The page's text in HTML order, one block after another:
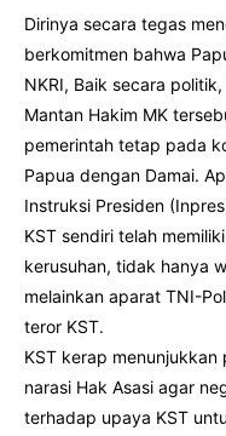
Dirinya secara tegas
berkomitmen bahwa
NKRI, Baik secara
Mantan Hakim MK
pemerintah tetap pada
Papua dengan Damai.
Instruksi Presiden
KST sendiri telah
kerusuhan, tidak hanya
melainkan aparat TNI-
teror KST.
KST kerap
narasi Hak Asasi agar
terhadap upaya KST